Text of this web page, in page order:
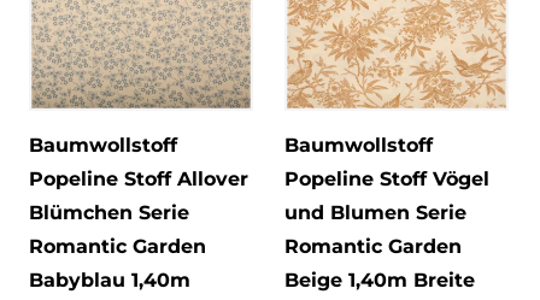
Baumwollstoff
Popeline Stoff Allover
Blümchen Serie
Romantic Garden
Babyblau 1,40m
Baumwollstoff
Popeline Stoff Vögel
und Blumen Serie
Romantic Garden
Beige 1,40m Breite